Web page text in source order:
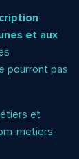
et aux
pourront pas
et
metiers-